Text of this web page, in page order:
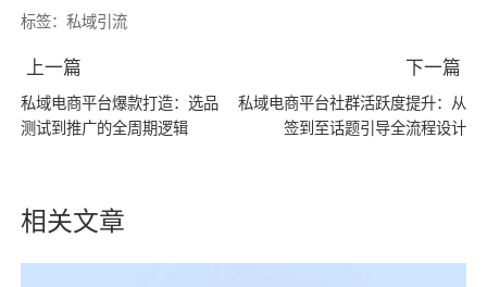
标签：私域引流
上一篇
私域电商平台爆款打造：选品
测试到推广的全周期逻辑
下一篇
私域电商平台社群活跃度提升：从
签到至话题引导全流程设计
相关文章